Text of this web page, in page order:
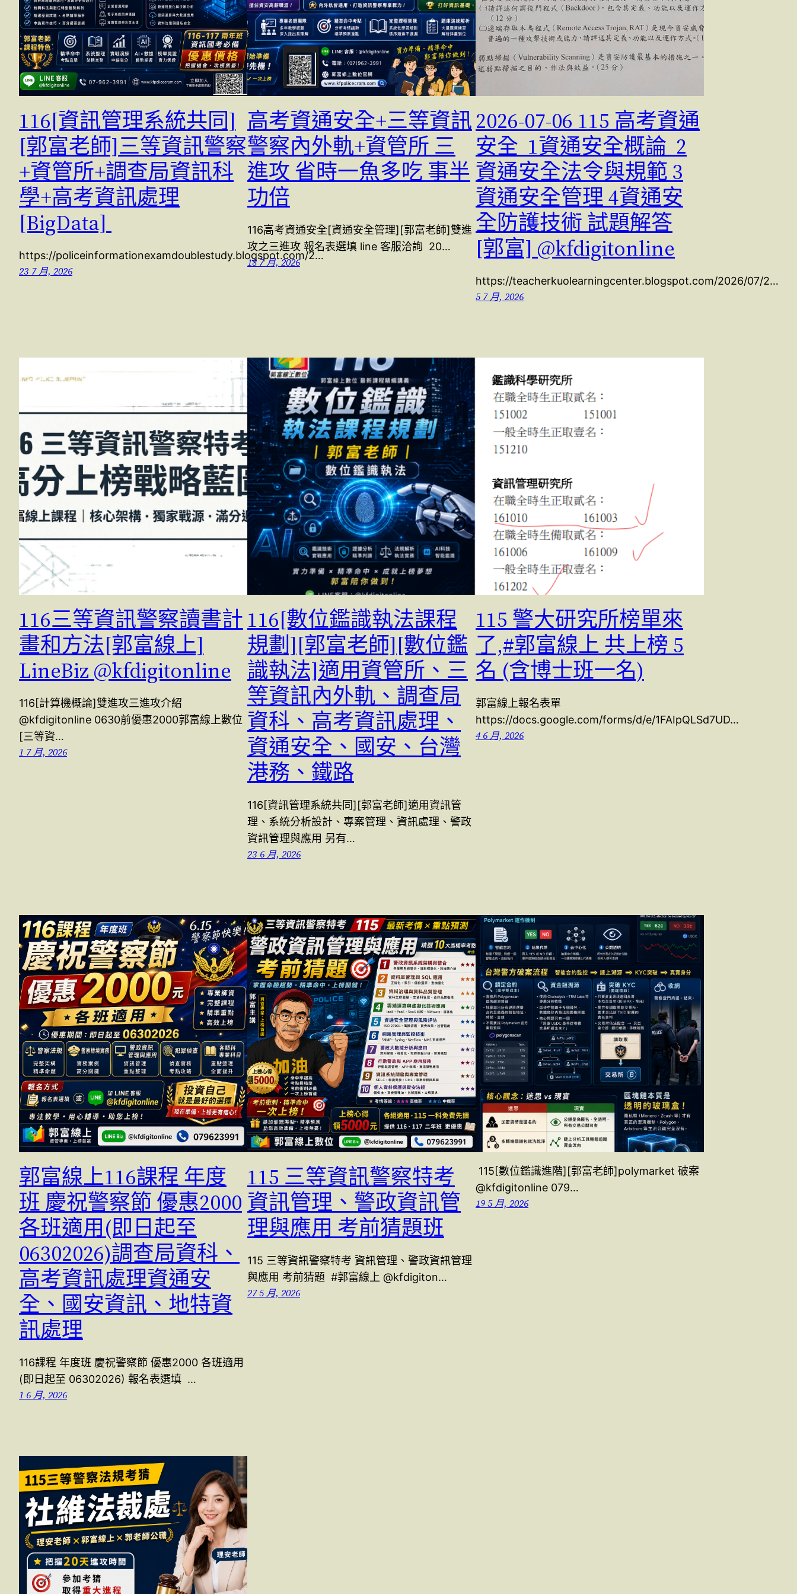
116[資訊管理系統共同]
[郭富老師]三等資訊警察
+資管所+調查局資訊科
學+高考資訊處理
[BigData]
https://policeinformationexamdoublestudy.blogspot.com/2…
23 7 月, 2026
高考資通安全+三等資訊
警察內外軌+資管所 三
進攻 省時一魚多吃 事半
功倍
116高考資通安全[資通安全管理][郭富老師]雙進
攻之三進攻 報名表選填 line 客服洽詢 20…
18 7 月, 2026
2026-07-06 115 高考資通
安全 1資通安全概論 2
資通安全法令與規範 3
資通安全管理 4資通安
全防護技術 試題解答
[郭富] @kfdigitonline
https://teacherkuolearningcenter.blogspot.com/2026/07/2…
5 7 月, 2026
116三等資訊警察讀書計
畫和方法[郭富線上]
LineBiz @kfdigitonline
116[計算機概論]雙進攻三進攻介紹
@kfdigitonline 0630前優惠2000郭富線上數位
[三等資…
1 7 月, 2026
116[數位鑑識執法課程
規劃][郭富老師][數位鑑
識執法]適用資管所、三
等資訊內外軌、調查局
資科、高考資訊處理、
資通安全、國安、台灣
港務、鐵路
116[資訊管理系統共同][郭富老師]適用資訊管
理、系統分析設計、專案管理、資訊處理、警政
資訊管理與應用 另有…
23 6 月, 2026
115 警大研究所榜單來
了,#郭富線上 共上榜 5
名 (含博士班一名)
郭富線上報名表單
https://docs.google.com/forms/d/e/1FAIpQLSd7UD…
4 6 月, 2026
郭富線上116課程 年度
班 慶祝警察節 優惠2000
各班適用(即日起至
06302026)調查局資科、
高考資訊處理資通安
全、國安資訊、地特資
訊處理
116課程 年度班 慶祝警察節 優惠2000 各班適用
(即日起至 06302026) 報名表選填 …
1 6 月, 2026
115 三等資訊警察特考
資訊管理、警政資訊管
理與應用 考前猜題班
115 三等資訊警察特考 資訊管理、警政資訊管理
與應用 考前猜題 #郭富線上 @kfdigiton…
27 5 月, 2026
115[數位鑑識進階][郭富老師]polymarket 破案
@kfdigitonline 079…
19 5 月, 2026